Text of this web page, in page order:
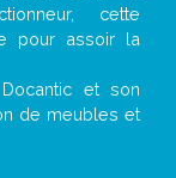
cette
pour assoir la
et son
de meubles et